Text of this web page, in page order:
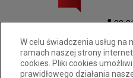
W celu świadczenia usług
ramach naszej strony
cookies. Pliki cookies
prawidłowego działania
33
ul.Zapłocie Duże